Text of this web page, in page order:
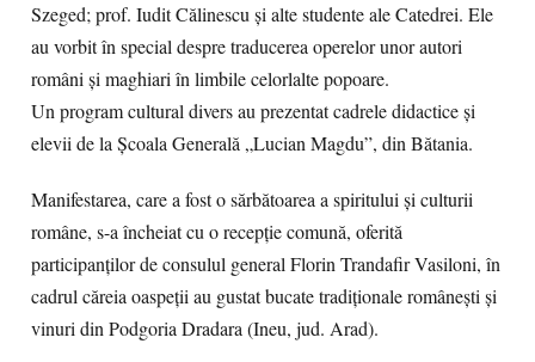
Szeged; prof. Iudit Călinescu și alte studente ale Catedrei. Ele
au vorbit în special despre traducerea operelor unor autori
români și maghiari în limbile celorlalte popoare.
Un program cultural divers au prezentat cadrele didactice și
elevii de la Școala Generală „Lucian Magdu”, din Bătania.
Manifestarea, care a fost o sărbătoarea a spiritului și culturii
române, s-a încheiat cu o recepție comună, oferită
participanților de consulul general Florin Trandafir Vasiloni, în
cadrul căreia oaspeții au gustat bucate tradiționale românești și
vinuri din Podgoria Dradara (Ineu, jud. Arad).